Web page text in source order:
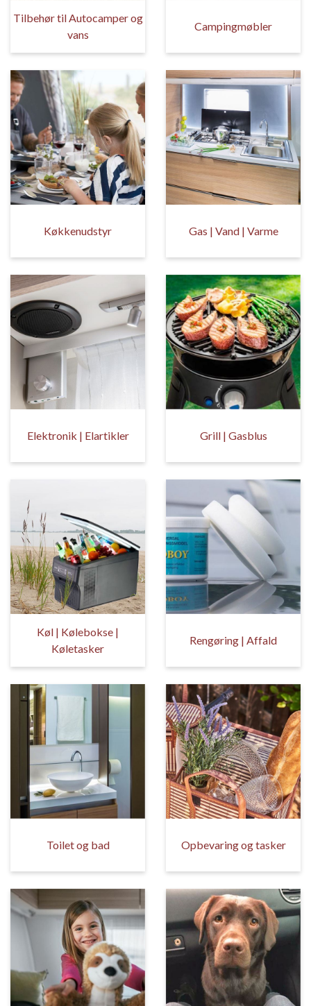
Tilbehør til Autocamper og
vans
Campingmøbler
Køkkenudstyr Gas | Vand | Varme
Elektronik | Elartikler Grill | Gasblus
Køl | Kølebokse |
Køletasker
Rengøring | Affald
Toilet og bad Opbevaring og tasker